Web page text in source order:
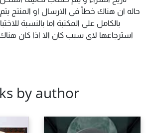
حاله ان هناك خطأ فى الارسال او المنتج
بالكامل على المكتبة اما بالنسبة
استرجاعها لاى سبب كان الا اذا كان
by author